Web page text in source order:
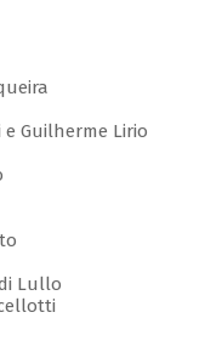
e Guilherme Lirio
Lullo